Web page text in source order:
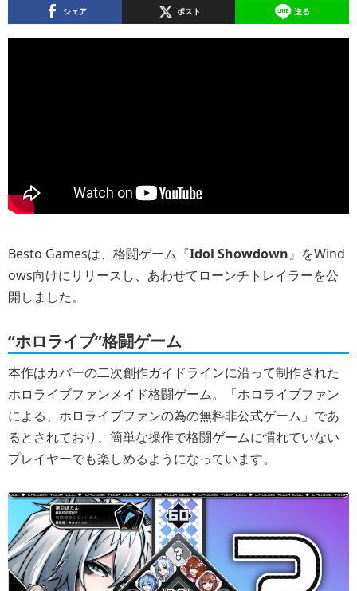
シェア ポスト 送る
Besto Gamesは、格闘ゲーム『Idol Showdown』をWind
ows向けにリリースし、あわせてローンチトレイラーを公
開しました。
“ホロライブ”格闘ゲーム
本作はカバーの二次創作ガイドラインに沿って制作された
ホロライブファンメイド格闘ゲーム。「ホロライブファン
による、ホロライブファンの為の無料非公式ゲーム」であ
るとされており、簡単な操作で格闘ゲームに慣れていない
プレイヤーでも楽しめるようになっています。